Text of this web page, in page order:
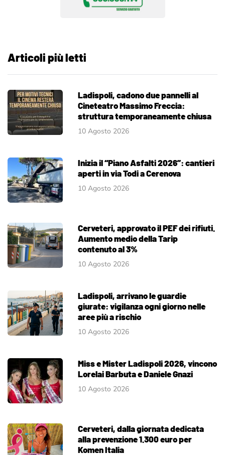
Articoli più letti
Ladispoli, cadono due pannelli al
Cineteatro Massimo Freccia:
struttura temporaneamente chiusa
10 Agosto 2026
Inizia il “Piano Asfalti 2026”: cantieri
aperti in via Todi a Cerenova
10 Agosto 2026
Cerveteri, approvato il PEF dei rifiuti.
Aumento medio della Tarip
contenuto al 3%
10 Agosto 2026
Ladispoli, arrivano le guardie
giurate: vigilanza ogni giorno nelle
aree più a rischio
10 Agosto 2026
Miss e Mister Ladispoli 2026, vincono
Lorelai Barbuta e Daniele Gnazi
10 Agosto 2026
Cerveteri, dalla giornata dedicata
alla prevenzione 1.300 euro per
Komen Italia